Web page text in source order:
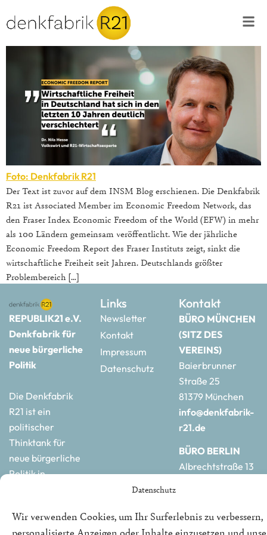
Datenschutz
Wir verwenden Cookies, um Ihr Surferlebnis zu verbessern,
Foto: Denkfabrik R21
Der Text ist zuvor auf dem INSM Blog erschienen. Die Denkfabrik
R21 ist Associated Member im Economic Freedom Network, das
den Fraser Index Economic Freedom of the World (EFW) in mehr
als 100 Ländern gemeinsam veröffentlicht. Wie der jährliche
Economic Freedom Report des Fraser Instituts zeigt, sinkt die
wirtschaftliche Freiheit seit Jahren. Deutschlands größter
Problembereich […]
REPUBLIK21 e.V.
Denkfabrik für
neue bürgerliche
Politik
Die Denkfabrik
R21 ist ein
politischer
Thinktank für
neue bürgerliche
Politik in
Links
Newsletter
Kontakt
Impressum
Datenschutz
Kontakt
BÜRO MÜNCHEN
(SITZ DES
VEREINS)
Baierbrunner
Straße 25
81379 München
info@denkfabrik-
r21.de
BÜRO BERLIN
Albrechtstraße 13
r21.de